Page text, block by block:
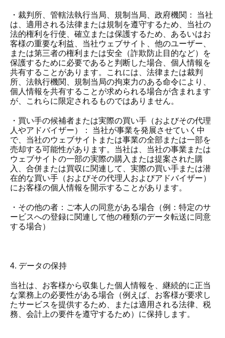
・裁判所、管轄法執行当局、規制当局、政府機関： 当社
は、適用される法律または規制を遵守するため、当社の
法的権利を行使、確立または保護するため、あるいはお
客様の重要な利益、当社ウェブサイト、他のユーザー、
または第三者の権利または安全（詐欺防止目的など）を
保護するために必要であると判断した場合、個人情報を
共有することがあります。これには、法律または裁判
所、法執行機関、規制当局の拘束力のある命令により、
個人情報を共有することが求められる場合が含まれます
が、これらに限定されるものではありません。
・買い手の候補者または実際の買い手（およびその代理
人やアドバイザー）： 当社が事業を発展させていく中
で、当社のウェブサイトまたは事業の全部または一部を
売却する可能性があります。当社は、当社の事業または
ウェブサイトの一部の実際の購入または提案された購
入、合併または買収に関連して、実際の買い手または潜
在的な買い手（およびその代理人およびアドバイザー）
にお客様の個人情報を開示することがあります。
・その他の者：ご本人の同意がある場合（例：特定のサ
ービスへの登録に関連して他の種類のデータ転送に同意
する場合）
4. データの保持
当社は、お客様から収集した個人情報を、継続的に正当
な業務上の必要性がある場合（例えば、お客様が要求し
たサービスを提供するため、または適用される法律、税
務、会計上の要件を遵守するため）に保持します。